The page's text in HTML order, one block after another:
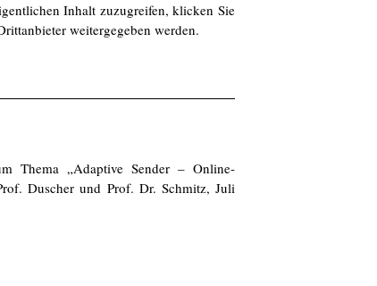
Inhalt zuzugreifen, klicken Sie
weitergegeben werden.
Thema „Adaptive Sender – Online-
Duscher und Prof. Dr. Schmitz, Juli